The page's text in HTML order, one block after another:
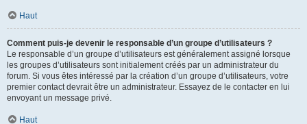
Haut
Comment puis-je devenir le responsable d’un groupe d’utilisateurs ?
Le responsable d’un groupe d’utilisateurs est généralement assigné lorsque
les groupes d’utilisateurs sont initialement créés par un administrateur du
forum. Si vous êtes intéressé par la création d’un groupe d’utilisateurs, votre
premier contact devrait être un administrateur. Essayez de le contacter en lui
envoyant un message privé.
Haut